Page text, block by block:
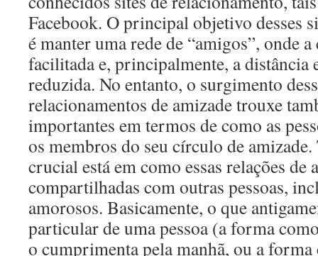
Facebook. O principal objetivo desses
é manter uma rede de “amigos”, onde
facilitada e, principalmente, a distância
reduzida. No entanto, o surgimento
relacionamentos de amizade trouxe
importantes em termos de como as
os membros do seu círculo de
crucial está em como essas relações de
compartilhadas com outras pessoas,
amorosos. Basicamente, o que
particular de uma pessoa (a forma
o cumprimenta pela manhã, ou a forma